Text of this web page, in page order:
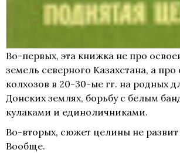
Во-первых, эта книжка не про
земель северного Казахстана, а
колхозов в 20-30-ые гг. на родных
Донских землях, борьбу с белым
кулаками и единоличниками.
Во-вторых, сюжет целины не
Вообще.